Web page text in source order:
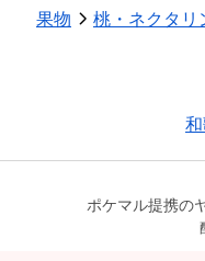
果物 桃・ネクタリ
ポケマル提携の